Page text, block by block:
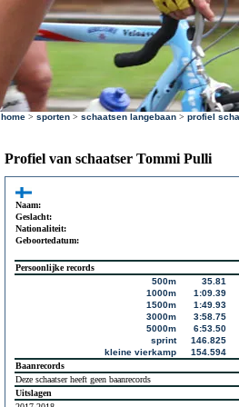
home > sporten > schaatsen langebaan > profiel
Profiel van schaatser Tommi Pulli
Naam:
Geslacht:
Nationaliteit:
Geboortedatum:
Persoonlijke records
500m
35.81
1000m
1:09.39
1500m
1:49.93
3000m
3:58.75
5000m
6:53.50
sprint
146.825
kleine vierkamp
154.594
Baanrecords
Deze schaatser heeft geen baanrecords
Uitslagen